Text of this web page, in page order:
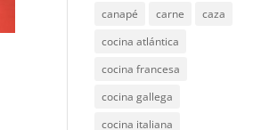
canapé
carne
caza
cocina atlántica
cocina francesa
cocina gallega
cocina italiana